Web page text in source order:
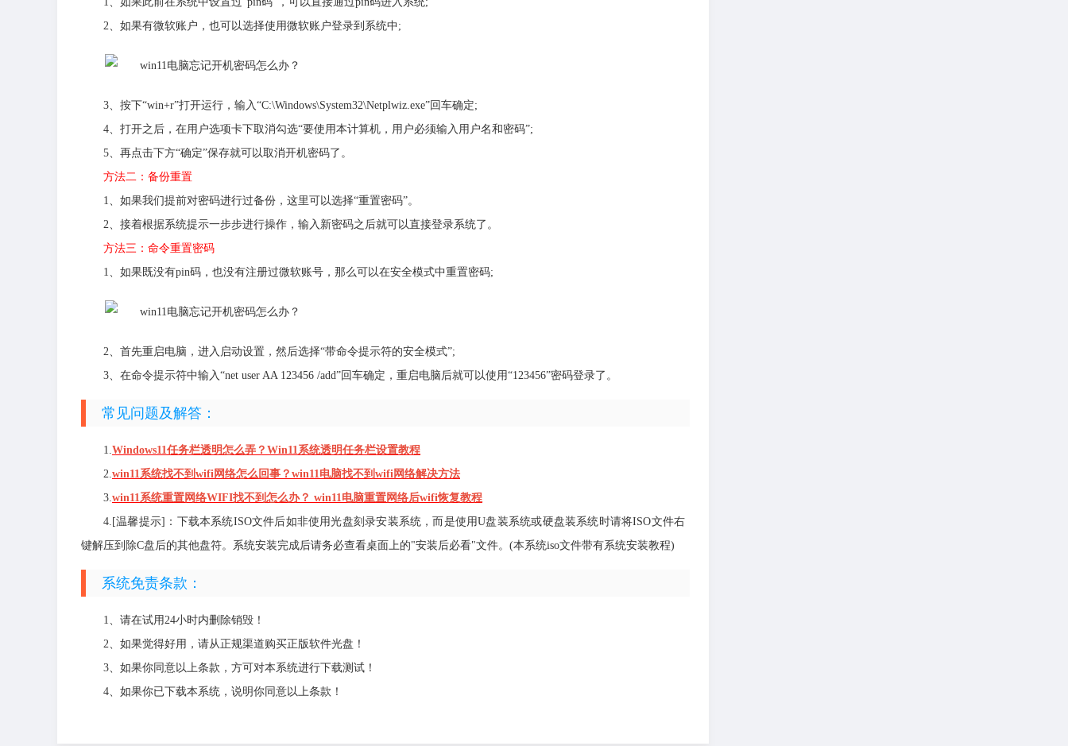
2、如果有微软账户，也可以选择使用微软账户登录到系统中;
3、按下“win+r”打开运行，输入“C:\Windows\System32\Netplwiz.exe”回车确定;
4、打开之后，在用户选项卡下取消勾选“要使用本计算机，用户必须输入用户名和密码”;
5、再点击下方“确定”保存就可以取消开机密码了。
方法二：备份重置
1、如果我们提前对密码进行过备份，这里可以选择“重置密码”。
2、接着根据系统提示一步步进行操作，输入新密码之后就可以直接登录系统了。
方法三：命令重置密码
1、如果既没有pin码，也没有注册过微软账号，那么可以在安全模式中重置密码;
2、首先重启电脑，进入启动设置，然后选择“带命令提示符的安全模式”;
3、在命令提示符中输入“net user AA 123456 /add”回车确定，重启电脑后就可以使用“123456”密码登录了。
常见问题及解答：
1.Windows11任务栏透明怎么弄？Win11系统透明任务栏设置教程
2.win11系统找不到wifi网络怎么回事？win11电脑找不到wifi网络解决方法
3.win11系统重置网络WIFI找不到怎么办？ win11电脑重置网络后wifi恢复教程
4.[温馨提示]：下载本系统ISO文件后如非使用光盘刻录安装系统，而是使用U盘装系统或硬盘装系统时请将ISO文件右
键解压到除C盘后的其他盘符。系统安装完成后请务必查看桌面上的"安装后必看"文件。(本系统iso文件带有系统安装教程)
系统免责条款：
1、请在试用24小时内删除销毁！
2、如果觉得好用，请从正规渠道购买正版软件光盘！
3、如果你同意以上条款，方可对本系统进行下载测试！
4、如果你已下载本系统，说明你同意以上条款！